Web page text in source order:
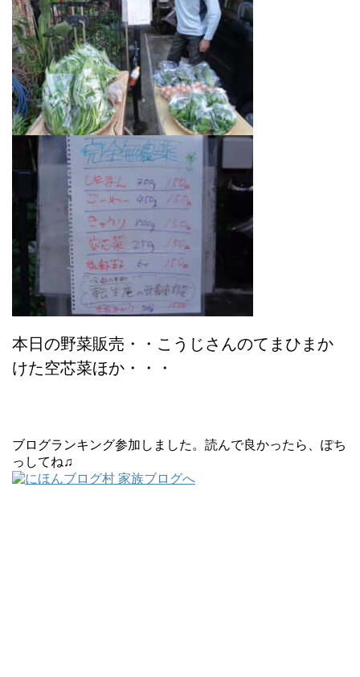
本日の野菜販売・・こうじさんのてまひまか
けた空芯菜ほか・・・
ブログランキング参加しました。読んで良かったら、ぽち
っしてね♫